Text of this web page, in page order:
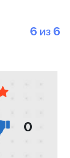
6 ИЗ 6
0